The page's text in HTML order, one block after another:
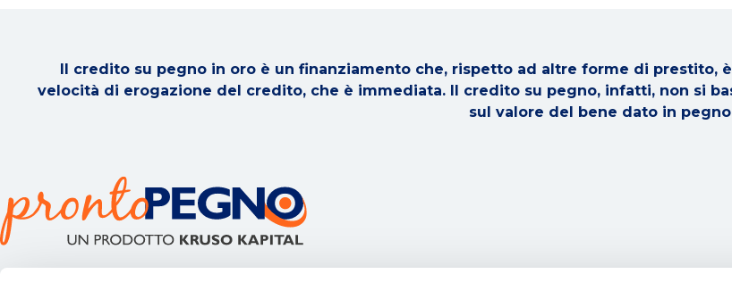
Il credito su pegno in oro è un finanziamento che, rispetto ad altre forme di prestito,
velocità di erogazione del credito, che è immediata. Il credito su pegno, infatti, non si
sul valore del bene dato in